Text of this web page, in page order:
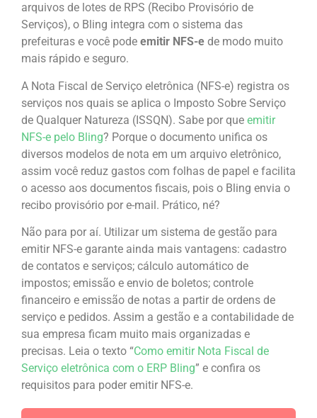
arquivos de lotes de RPS (Recibo Provisório de
Serviços), o Bling integra com o sistema das
prefeituras e você pode emitir NFS-e de modo muito
mais rápido e seguro.
A Nota Fiscal de Serviço eletrônica (NFS-e) registra os
serviços nos quais se aplica o Imposto Sobre Serviço
de Qualquer Natureza (ISSQN). Sabe por que emitir
NFS-e pelo Bling? Porque o documento unifica os
diversos modelos de nota em um arquivo eletrônico,
assim você reduz gastos com folhas de papel e facilita
o acesso aos documentos fiscais, pois o Bling envia o
recibo provisório por e-mail. Prático, né?
Não para por aí. Utilizar um sistema de gestão para
emitir NFS-e garante ainda mais vantagens: cadastro
de contatos e serviços; cálculo automático de
impostos; emissão e envio de boletos; controle
financeiro e emissão de notas a partir de ordens de
serviço e pedidos. Assim a gestão e a contabilidade de
sua empresa ficam muito mais organizadas e
precisas. Leia o texto “Como emitir Nota Fiscal de
Serviço eletrônica com o ERP Bling” e confira os
requisitos para poder emitir NFS-e.